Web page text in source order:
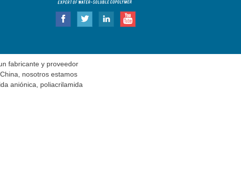
fabricante y proveedor
nosotros estamos
aniónica, poliacrilamida